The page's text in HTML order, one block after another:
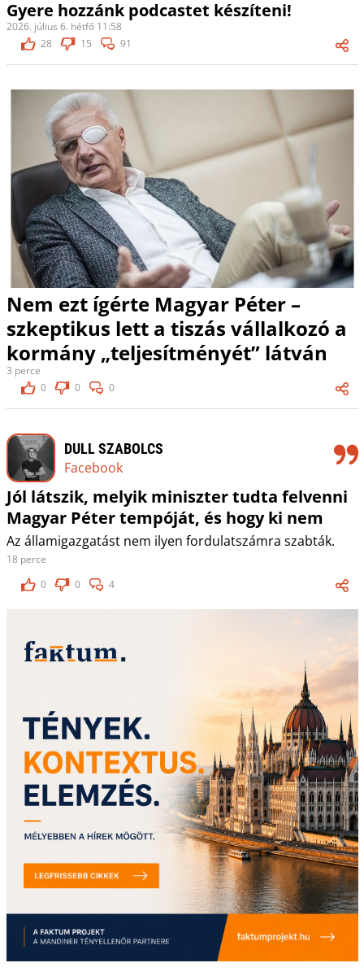
Gyere hozzánk podcastet készíteni!
2026. július 6. hétfő 11:58
28
15 91
Nem ezt ígérte Magyar Péter –
szkeptikus lett a tiszás vállalkozó a
kormány „teljesítményét” látván
3 perce
0
0 0
DULL SZABOLCS
Facebook
Jól látszik, melyik miniszter tudta felvenni
Magyar Péter tempóját, és hogy ki nem
Az államigazgatást nem ilyen fordulatszámra szabták.
18 perce
0
0 4